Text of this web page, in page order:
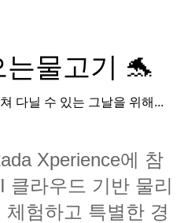
물고기 🐬
다닐 수 있는 그날을 위해...
Xperience에 참
클라우드 기반 물리
험하고 특별한 경